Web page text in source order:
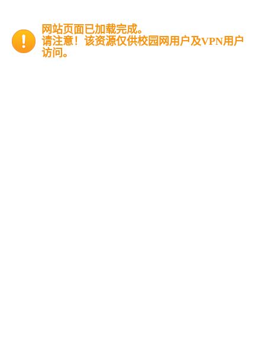
网站页面已加载完成。
请注意！该资源仅供校园网用户及VPN用户
访问。